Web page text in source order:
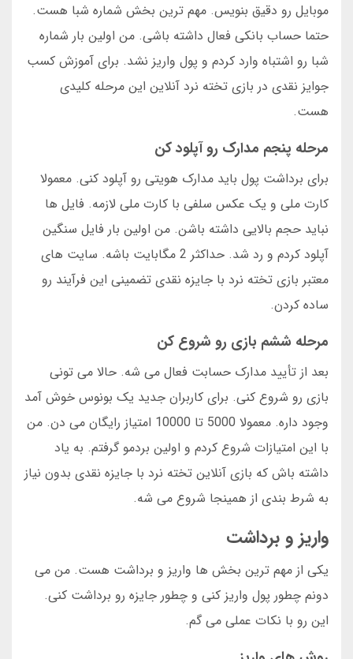
موبایل رو دقیق بنویس. مهم ترین بخش شماره شبا هست.
حتما حساب بانکی فعال داشته باشی. من اولین بار شماره
شبا رو اشتباه وارد کردم و پول واریز نشد. برای آموزش کسب
جوایز نقدی در بازی تخته نرد آنلاین این مرحله کلیدی
هست.
مرحله پنجم مدارک رو آپلود کن
برای برداشت پول باید مدارک هویتی رو آپلود کنی. معمولا
کارت ملی و یک عکس سلفی با کارت ملی لازمه. فایل ها
نباید حجم بالایی داشته باشن. من اولین بار فایل سنگین
آپلود کردم و رد شد. حداکثر 2 مگابایت باشه. سایت های
معتبر بازی تخته نرد با جایزه نقدی تضمینی این فرآیند رو
ساده کردن.
مرحله ششم بازی رو شروع کن
بعد از تأیید مدارک حسابت فعال می شه. حالا می تونی
بازی رو شروع کنی. برای کاربران جدید یک بونوس خوش آمد
وجود داره. معمولا 5000 تا 10000 امتیاز رایگان می دن. من
با این امتیازات شروع کردم و اولین بردمو گرفتم. به یاد
داشته باش که بازی آنلاین تخته نرد با جایزه نقدی بدون نیاز
به شرط بندی از همینجا شروع می شه.
واریز و برداشت
یکی از مهم ترین بخش ها واریز و برداشت هست. من می
دونم چطور پول واریز کنی و چطور جایزه رو برداشت کنی.
این رو با نکات عملی می گم.